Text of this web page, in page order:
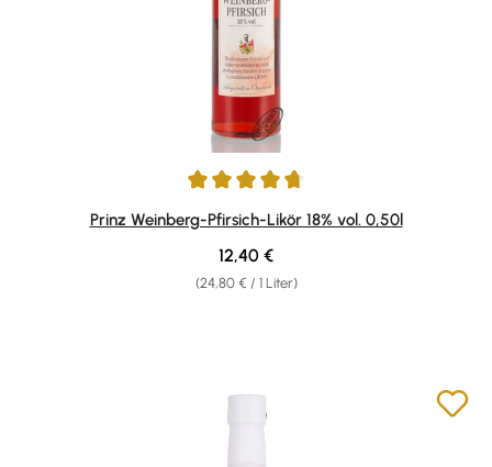
Durchschnittliche Bewertung von 4.87 von 5 Sternen
Prinz Weinberg-Pfirsich-Likör 18% vol. 0,50l
(24,80 € / 1 Liter)
Regulärer Preis:
12,40 €